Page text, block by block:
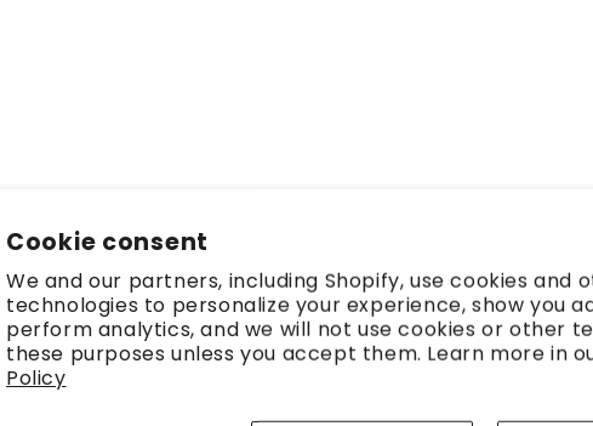
Cookie consent
We and our partners, including Shopify, use cookies and
technologies to personalize your experience, show you
perform analytics, and we will not use cookies or other
these purposes unless you accept them. Learn more in
Policy